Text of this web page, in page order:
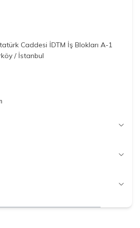
Caddesi İDTM İş Blokları A-1
/ İstanbul